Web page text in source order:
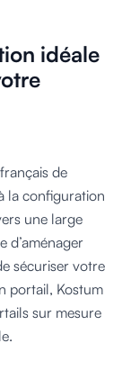
idéale
de
la configuration
une large
d’aménager
sécuriser votre
portail, Kostum
sur mesure